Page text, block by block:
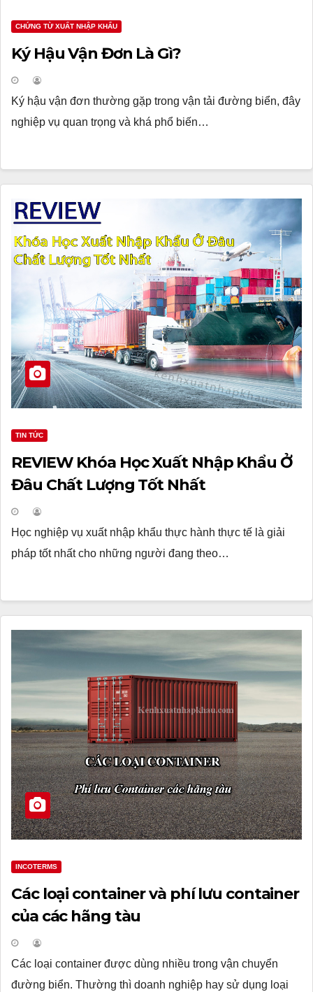
CHỨNG TỪ XUẤT NHẬP KHẨU
Ký Hậu Vận Đơn Là Gì?
Ký hậu vận đơn thường gặp trong vận tải đường biển, đây
nghiệp vụ quan trọng và khá phổ biến…
TIN TỨC
REVIEW Khóa Học Xuất Nhập Khẩu Ở
Đâu Chất Lượng Tốt Nhất
Học nghiệp vụ xuất nhập khẩu thực hành thực tế là giải
pháp tốt nhất cho những người đang theo…
INCOTERMS
Các loại container và phí lưu container
của các hãng tàu
Các loại container được dùng nhiều trong vận chuyển
đường biển. Thường thì doanh nghiệp hay sử dụng loại